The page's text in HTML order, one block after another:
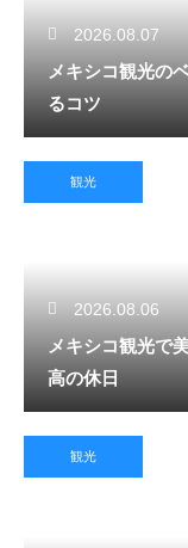
2026.08.07
メキシコ観光の
るコツ
観光
2026.08.06
メキシコ観光で
高の休日
観光